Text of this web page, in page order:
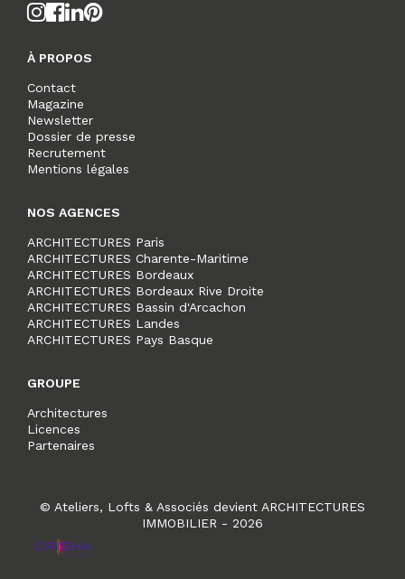
À PROPOS
Contact
Magazine
Newsletter
Dossier de presse
Recrutement
Mentions légales
NOS AGENCES
ARCHITECTURES Paris
ARCHITECTURES Charente-Maritime
ARCHITECTURES Bordeaux
ARCHITECTURES Bordeaux Rive Droite
ARCHITECTURES Bassin d'Arcachon
ARCHITECTURES Landes
ARCHITECTURES Pays Basque
GROUPE
Architectures
Licences
Partenaires
© Ateliers, Lofts & Associés devient ARCHITECTURES
IMMOBILIER - 2026